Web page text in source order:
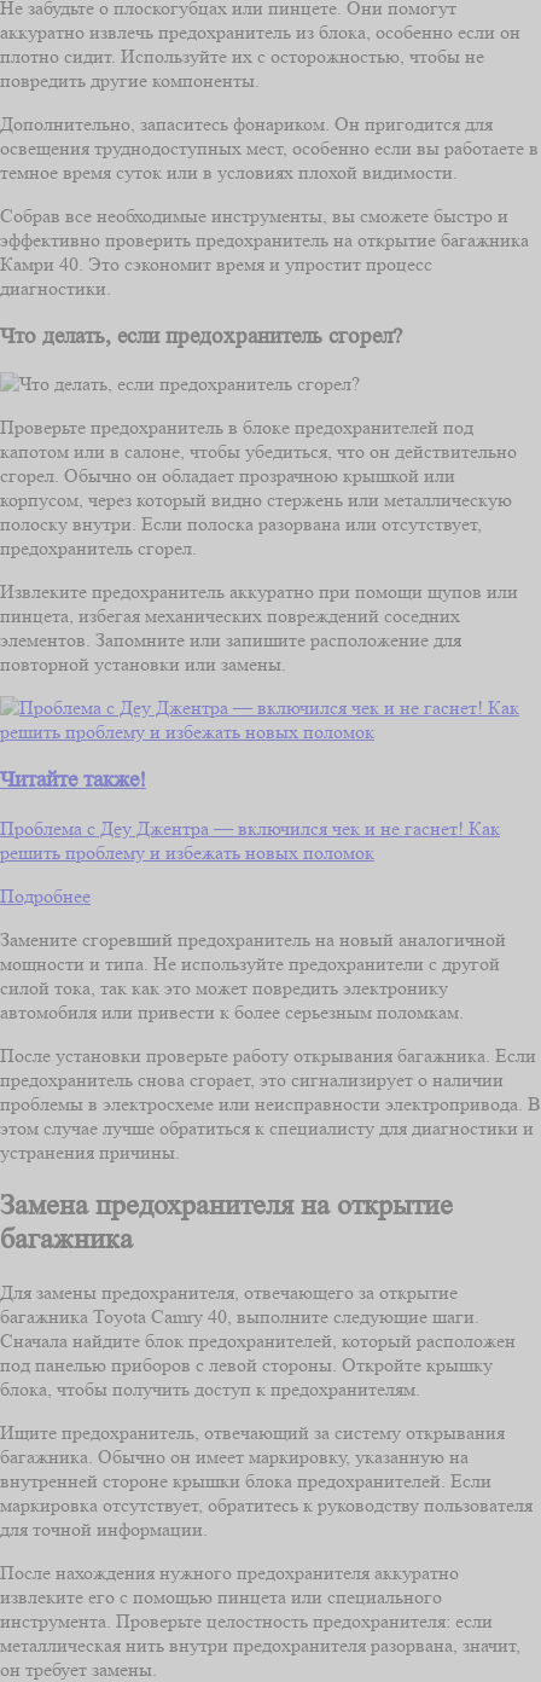
Не забудьте о плоскогубцах или пинцете. Они помогут
аккуратно извлечь предохранитель из блока, особенно если он
плотно сидит. Используйте их с осторожностью, чтобы не
повредить другие компоненты.
Дополнительно, запаситесь фонариком. Он пригодится для
освещения труднодоступных мест, особенно если вы работаете в
темное время суток или в условиях плохой видимости.
Собрав все необходимые инструменты, вы сможете быстро и
эффективно проверить предохранитель на открытие багажника
Камри 40. Это сэкономит время и упростит процесс
диагностики.
Что делать, если предохранитель сгорел?
Проверьте предохранитель в блоке предохранителей под
капотом или в салоне, чтобы убедиться, что он действительно
сгорел. Обычно он обладает прозрачною крышкой или
корпусом, через который видно стержень или металлическую
полоску внутри. Если полоска разорвана или отсутствует,
предохранитель сгорел.
Извлеките предохранитель аккуратно при помощи щупов или
пинцета, избегая механических повреждений соседних
элементов. Запомните или запишите расположение для
повторной установки или замены.
Читайте также!
Проблема с Деу Джентра — включился чек и не гаснет! Как
решить проблему и избежать новых поломок
Подробнее
Замените сгоревший предохранитель на новый аналогичной
мощности и типа. Не используйте предохранители с другой
силой тока, так как это может повредить электронику
автомобиля или привести к более серьезным поломкам.
После установки проверьте работу открывания багажника. Если
предохранитель снова сгорает, это сигнализирует о наличии
проблемы в электросхеме или неисправности электропривода. В
этом случае лучше обратиться к специалисту для диагностики и
устранения причины.
Замена предохранителя на открытие
багажника
Для замены предохранителя, отвечающего за открытие
багажника Toyota Camry 40, выполните следующие шаги.
Сначала найдите блок предохранителей, который расположен
под панелью приборов с левой стороны. Откройте крышку
блока, чтобы получить доступ к предохранителям.
Ищите предохранитель, отвечающий за систему открывания
багажника. Обычно он имеет маркировку, указанную на
внутренней стороне крышки блока предохранителей. Если
маркировка отсутствует, обратитесь к руководству пользователя
для точной информации.
После нахождения нужного предохранителя аккуратно
извлеките его с помощью пинцета или специального
инструмента. Проверьте целостность предохранителя: если
металлическая нить внутри предохранителя разорвана, значит,
он требует замены.